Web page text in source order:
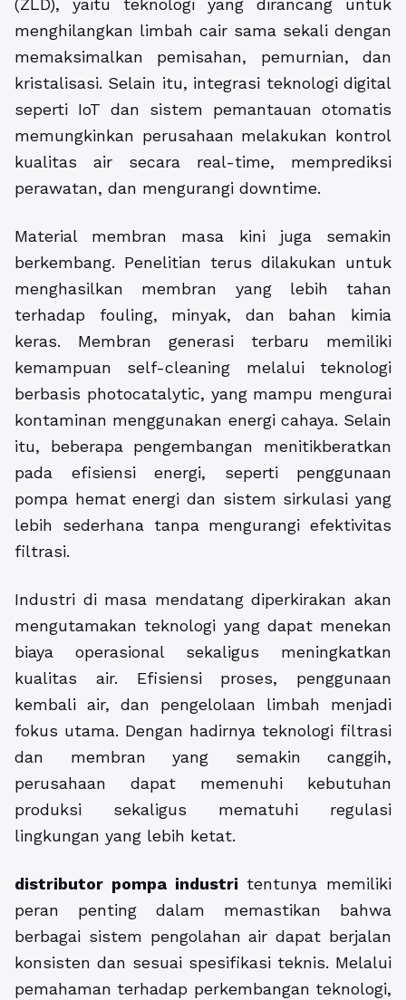
(ZLD), yaitu teknologi yang dirancang untuk
menghilangkan limbah cair sama sekali dengan
memaksimalkan pemisahan, pemurnian, dan
kristalisasi. Selain itu, integrasi teknologi digital
seperti IoT dan sistem pemantauan otomatis
memungkinkan perusahaan melakukan kontrol
kualitas air secara real-time, memprediksi
perawatan, dan mengurangi downtime.
Material membran masa kini juga semakin
berkembang. Penelitian terus dilakukan untuk
menghasilkan membran yang lebih tahan
terhadap fouling, minyak, dan bahan kimia
keras. Membran generasi terbaru memiliki
kemampuan self-cleaning melalui teknologi
berbasis photocatalytic, yang mampu mengurai
kontaminan menggunakan energi cahaya. Selain
itu, beberapa pengembangan menitikberatkan
pada efisiensi energi, seperti penggunaan
pompa hemat energi dan sistem sirkulasi yang
lebih sederhana tanpa mengurangi efektivitas
filtrasi.
Industri di masa mendatang diperkirakan akan
mengutamakan teknologi yang dapat menekan
biaya operasional sekaligus meningkatkan
kualitas air. Efisiensi proses, penggunaan
kembali air, dan pengelolaan limbah menjadi
fokus utama. Dengan hadirnya teknologi filtrasi
dan membran yang semakin canggih,
perusahaan dapat memenuhi kebutuhan
produksi sekaligus mematuhi regulasi
lingkungan yang lebih ketat.
distributor pompa industri tentunya memiliki
peran penting dalam memastikan bahwa
berbagai sistem pengolahan air dapat berjalan
konsisten dan sesuai spesifikasi teknis. Melalui
pemahaman terhadap perkembangan teknologi,